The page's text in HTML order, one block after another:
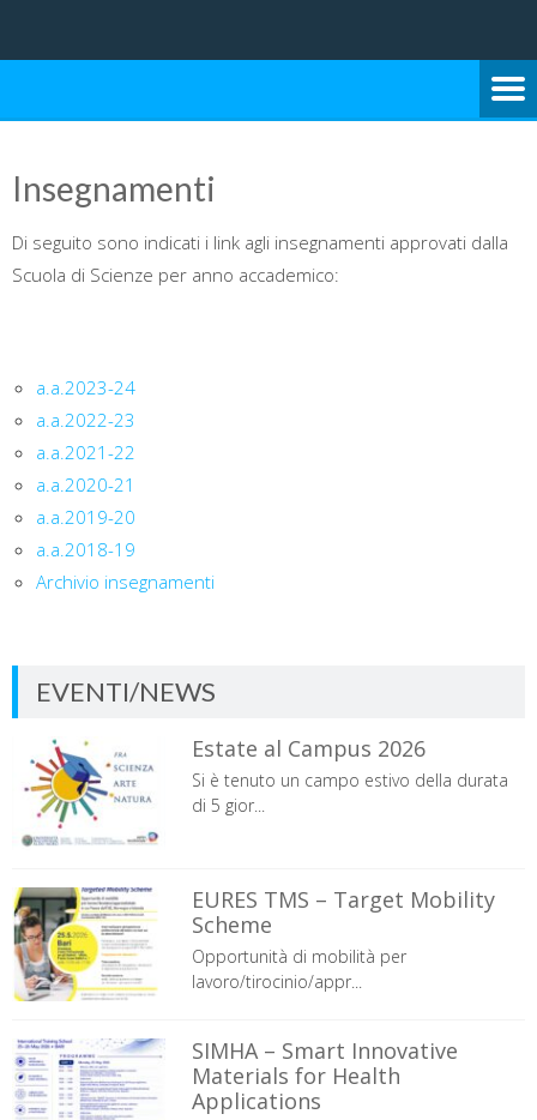
SCUOLA DI SCIENZE E
Insegnamenti
Di seguito sono indicati i link agli insegnamenti approvati dalla
Scuola di Scienze per anno accademico:
a.a.2023-24
a.a.2022-23
a.a.2021-22
a.a.2020-21
a.a.2019-20
a.a.2018-19
Archivio insegnamenti
EVENTI/NEWS
Estate al Campus 2026
Si è tenuto un campo estivo della durata
di 5 gior...
EURES TMS – Target Mobility
Scheme
Opportunità di mobilità per
lavoro/tirocinio/appr...
SIMHA – Smart Innovative
Materials for Health
Applications